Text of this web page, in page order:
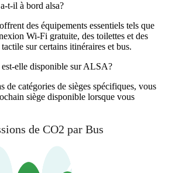
t-il à bord alsa?
des équipements essentiels tels que
Wi-Fi gratuite, des toilettes et des
sur certains itinéraires et bus.
elle disponible sur ALSA?
de catégories de sièges spécifiques, vous
siège disponible lorsque vous
de CO2 par Bus